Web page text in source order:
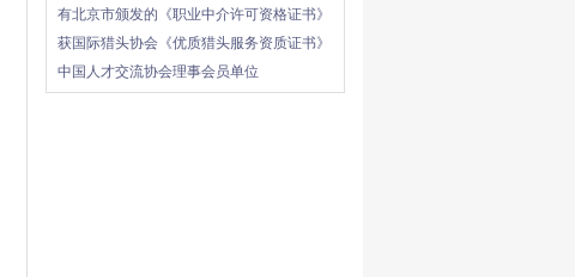
有北京市颁发的《职业中介许可资格证书》
获国际猎头协会《优质猎头服务资质证书》
中国人才交流协会理事会员单位